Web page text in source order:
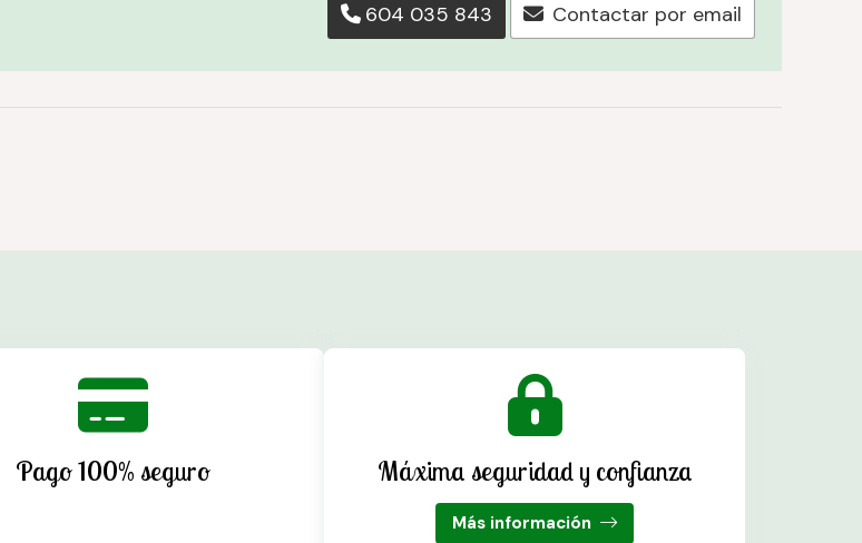
604 035 843 Contactar por email
Pago 100% seguro Máxima seguridad y confianza
Más información